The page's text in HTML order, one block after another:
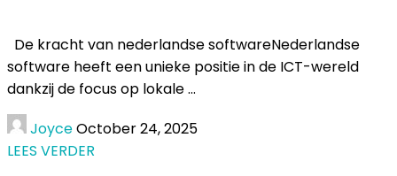
De kracht van nederlandse softwareNederlandse
software heeft een unieke positie in de ICT-wereld
dankzij de focus op lokale ...
JoyceOctober 24, 2025
LEES VERDER